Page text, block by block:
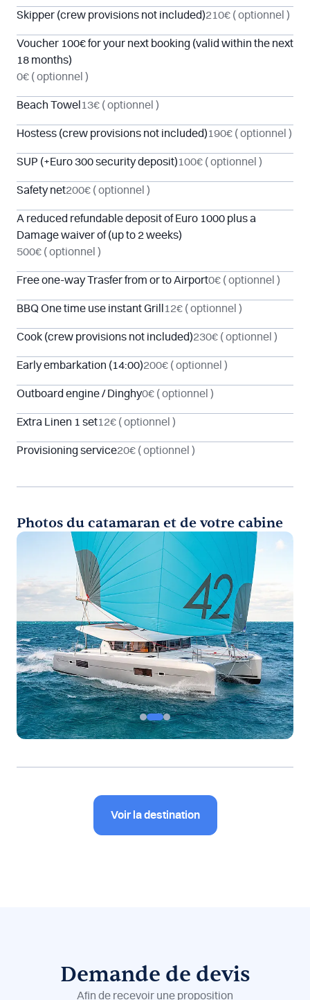
Skipper (crew provisions not included)210€ ( optionnel )
Voucher 100€ for your next booking (valid within the next
18 months)
0€ ( optionnel )
Beach Towel 13€ ( optionnel )
Hostess (crew provisions not included)190€ ( optionnel )
SUP (+Euro 300 security deposit)100€ ( optionnel )
Safety net200€ ( optionnel )
A reduced refundable deposit of Euro 1000 plus a
Damage waiver of (up to 2 weeks)
500€ ( optionnel )
Free one-way Trasfer from or to Airport0€ ( optionnel )
BBQ One time use instant Grill 12€ ( optionnel )
Cook (crew provisions not included)230€ ( optionnel )
Early embarkation (14:00)200€ ( optionnel )
Outboard engine / Dinghy0€ ( optionnel )
Extra Linen 1 set12€ ( optionnel )
Provisioning service20€ ( optionnel )
Photos du catamaran et de votre cabine
Voir la destination
Demande de devis
Afin de recevoir une proposition